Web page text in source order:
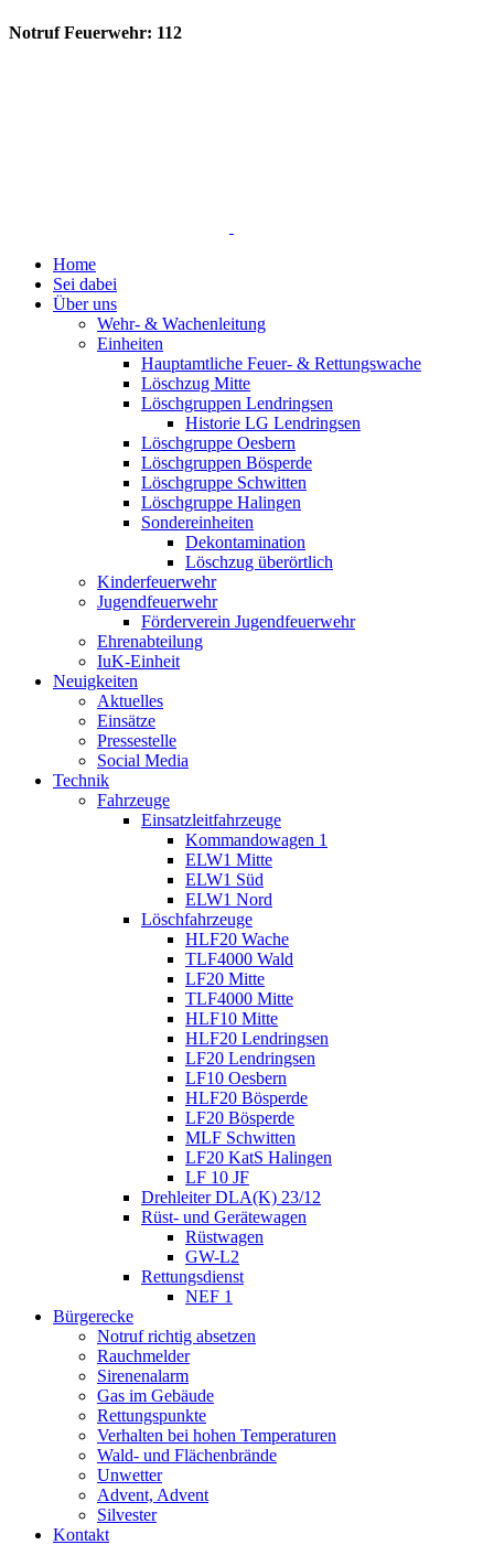
Notruf Feuerwehr: 112
Home
Sei dabei
Über uns
Wehr- & Wachenleitung
Einheiten
Hauptamtliche Feuer- & Rettungswache
Löschzug Mitte
Löschgruppen Lendringsen
Historie LG Lendringsen
Löschgruppe Oesbern
Löschgruppen Bösperde
Löschgruppe Schwitten
Löschgruppe Halingen
Sondereinheiten
Dekontamination
Löschzug überörtlich
Kinderfeuerwehr
Jugendfeuerwehr
Förderverein Jugendfeuerwehr
Ehrenabteilung
IuK-Einheit
Neuigkeiten
Aktuelles
Einsätze
Pressestelle
Social Media
Technik
Fahrzeuge
Einsatzleitfahrzeuge
Kommandowagen 1
ELW1 Mitte
ELW1 Süd
ELW1 Nord
Löschfahrzeuge
HLF20 Wache
TLF4000 Wald
LF20 Mitte
TLF4000 Mitte
HLF10 Mitte
HLF20 Lendringsen
LF20 Lendringsen
LF10 Oesbern
HLF20 Bösperde
LF20 Bösperde
MLF Schwitten
LF20 KatS Halingen
LF 10 JF
Drehleiter DLA(K) 23/12
Rüst- und Gerätewagen
Rüstwagen
GW-L2
Rettungsdienst
NEF 1
Bürgerecke
Notruf richtig absetzen
Rauchmelder
Sirenenalarm
Gas im Gebäude
Rettungspunkte
Verhalten bei hohen Temperaturen
Wald- und Flächenbrände
Unwetter
Advent, Advent
Silvester
Kontakt